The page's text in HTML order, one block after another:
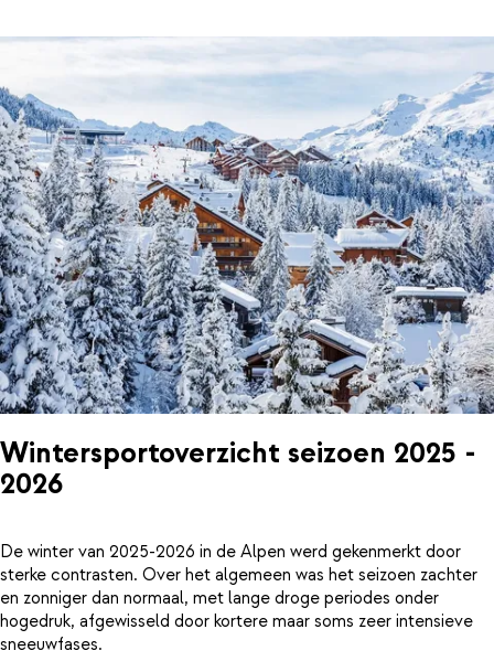
Wintersportoverzicht seizoen 2025 -
2026
De winter van 2025-2026 in de Alpen werd gekenmerkt door
sterke contrasten. Over het algemeen was het seizoen zachter
en zonniger dan normaal, met lange droge periodes onder
hogedruk, afgewisseld door kortere maar soms zeer intensieve
sneeuwfases.